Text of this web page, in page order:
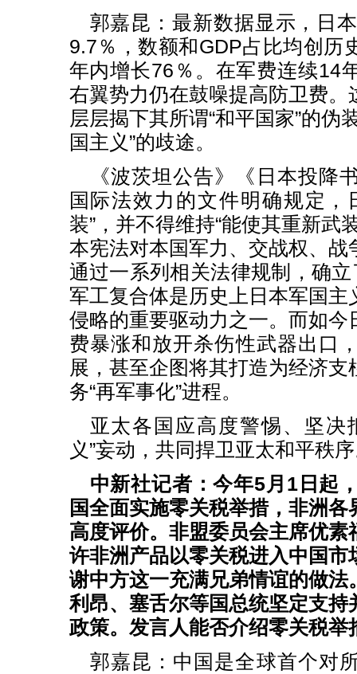
郭嘉昆：最新数据显示，日
9.7％，数额和GDP占比均创历
年内增长76％。在军费连续14
右翼势力仍在鼓噪提高防卫费。
层层揭下其所谓“和平国家”的伪
国主义”的歧途。
《波茨坦公告》《日本投降
国际法效力的文件明确规定，
装”，并不得维持“能使其重新武
本宪法对本国军力、交战权、战
通过一系列相关法律规制，确立
军工复合体是历史上日本军国主
侵略的重要驱动力之一。而如今
费暴涨和放开杀伤性武器出口
展，甚至企图将其打造为经济
务“再军事化”进程。
亚太各国应高度警惕、坚决
义”妄动，共同捍卫亚太和平秩
中新社记者：今年5月1日起
国全面实施零关税举措，非洲
高度评价。非盟委员会主席优素
许非洲产品以零关税进入中国市
谢中方这一充满兄弟情谊的做法
利昂、塞舌尔等国总统坚定支持
政策。发言人能否介绍零关税举
郭嘉昆：中国是全球首个对